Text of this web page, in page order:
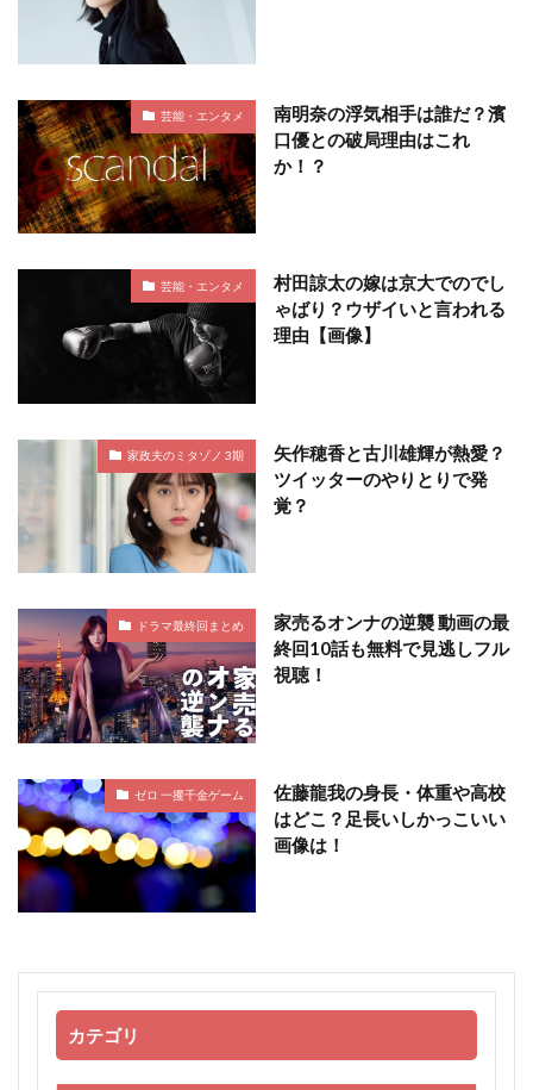
芸能・エンタメ
南明奈の浮気相手は誰だ？濱
口優との破局理由はこれ
か！？
芸能・エンタメ
村田諒太の嫁は京大でのでし
ゃばり？ウザイいと言われる
理由【画像】
家政夫のミタゾノ 3期
矢作穂香と古川雄輝が熱愛？
ツイッターのやりとりで発
覚？
ドラマ最終回まとめ
家売るオンナの逆襲 動画の最
終回10話も無料で見逃しフル
視聴！
ゼロ 一攫千金ゲーム
佐藤龍我の身長・体重や高校
はどこ？足長いしかっこいい
画像は！
カテゴリ